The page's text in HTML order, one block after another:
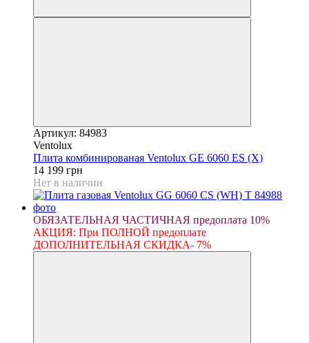
Артикул: 84983
Ventolux
Плита комбинированая Ventolux GE 6060 ES (X)
14 199 грн
Нет в наличии
ОБЯЗАТЕЛЬНАЯ ЧАСТИЧНАЯ предоплата 10%
АКЦИЯ: При ПОЛНОЙ предоплате
ДОПОЛНИТЕЛЬНАЯ СКИДКА- 7%